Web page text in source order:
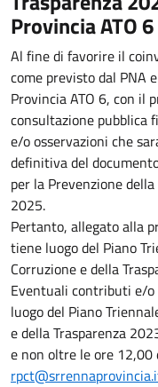
Provincia ATO 6
Al fine di favorire il
come previsto dal PNA
Provincia ATO 6, con il
consultazione pubblica
e/o osservazioni che
definitiva del
per la Prevenzione
2025.
Pertanto, allegato alla
tiene luogo del Piano
Corruzione e della
Eventuali contributi e/o
luogo del Piano
e della Trasparenza
e non oltre le ore 12,00